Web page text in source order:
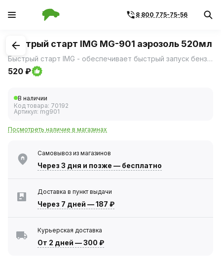
8 800 775-75-56
1/1
Быстрый старт IMG MG-901 аэрозоль 520мл
Быстрый старт IMG - обеспечивает быстрый запуск бензиновых и дизельных двигателей в условиях низких температур до -65 С или высокой влажности.
520 ₽
В наличии
Код товара: 70192
Артикул: mg901
Посмотреть наличие в магазинах
Самовывоз из магазинов
Через 3 дня и позже — бесплатно
Доставка в пункт выдачи
Через 7 дней —187 ₽
Курьерская доставка
От 2 дней —300 ₽